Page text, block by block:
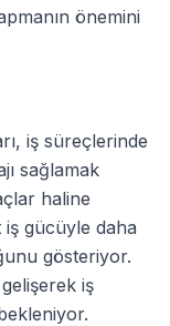
önemini
iş süreçlerinde
sağlamak
haline
gücüyle daha
gösteriyor.
iş